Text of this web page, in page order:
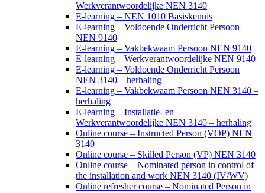
Werkverantwoordelijke NEN 3140
E-learning – NEN 1010 Basiskennis
E-learning – Voldoende Onderricht Persoon
NEN 9140
E-learning – Vakbekwaam Persoon NEN 9140
E-learning – Werkverantwoordelijke NEN 9140
E-learning – Voldoende Onderricht Persoon
NEN 3140 – herhaling
E-learning – Vakbekwaam Persoon NEN 3140 –
herhaling
E-learning – Installatie- en
Werkverantwoordelijke NEN 3140 – herhaling
Online course – Instructed Person (VOP) NEN
3140
Online course – Skilled Person (VP) NEN 3140
Online course – Nominated person in control of
the installation and work NEN 3140 (IV/WV)
Online refresher course – Nominated Person in